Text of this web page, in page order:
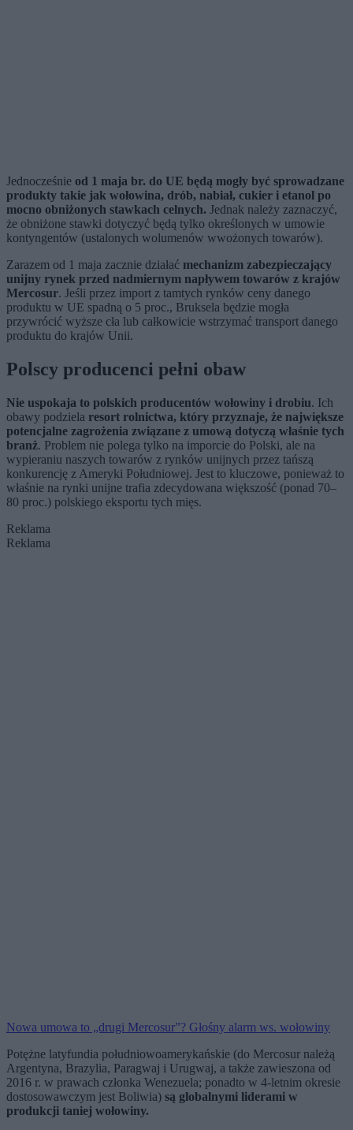
Jednocześnie od 1 maja br. do UE będą mogły być sprowadzane
produkty takie jak wołowina, drób, nabiał, cukier i etanol po
mocno obniżonych stawkach celnych. Jednak należy zaznaczyć,
że obniżone stawki dotyczyć będą tylko określonych w umowie
kontyngentów (ustalonych wolumenów wwożonych towarów).
Zarazem od 1 maja zacznie działać mechanizm zabezpieczający
unijny rynek przed nadmiernym napływem towarów z krajów
Mercosur. Jeśli przez import z tamtych rynków ceny danego
produktu w UE spadną o 5 proc., Bruksela będzie mogła
przywrócić wyższe cła lub całkowicie wstrzymać transport danego
produktu do krajów Unii.
Polscy producenci pełni obaw
Nie uspokaja to polskich producentów wołowiny i drobiu. Ich
obawy podziela resort rolnictwa, który przyznaje, że największe
potencjalne zagrożenia związane z umową dotyczą właśnie tych
branż. Problem nie polega tylko na imporcie do Polski, ale na
wypieraniu naszych towarów z rynków unijnych przez tańszą
konkurencję z Ameryki Południowej. Jest to kluczowe, ponieważ to
właśnie na rynki unijne trafia zdecydowana większość (ponad 70–
80 proc.) polskiego eksportu tych mięs.
Reklama
Reklama
Nowa umowa to „drugi Mercosur”? Głośny alarm ws. wołowiny
Potężne latyfundia południowoamerykańskie (do Mercosur należą
Argentyna, Brazylia, Paragwaj i Urugwaj, a także zawieszona od
2016 r. w prawach członka Wenezuela; ponadto w 4-letnim okresie
dostosowawczym jest Boliwia) są globalnymi liderami w
produkcji taniej wołowiny.